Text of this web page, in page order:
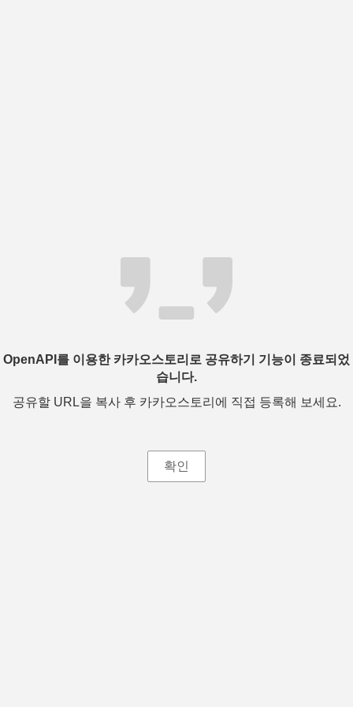
OpenAPI를 이용한 카카오스토리로 공유하기 기능이 종료되었
습니다.
공유할 URL을 복사 후 카카오스토리에 직접 등록해 보세요.
확인